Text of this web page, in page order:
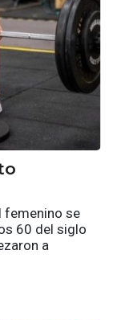
femenino se
60 del siglo
a